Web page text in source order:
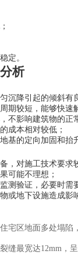
定。
析
沉降引起的倾斜有
期较短，能够快速
不影响建筑物的正
成本相对较低；
基的定向加固和抬
，对施工技术要求
可能不理想；
测验证，必要时需
或地下设施造成影
宅区地面多处塌
缝最宽达12mm